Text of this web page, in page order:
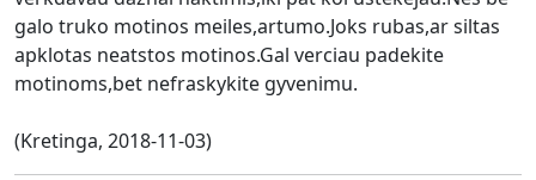
galo truko motinos meiles,artumo.Joks rubas,ar siltas
apklotas neatstos motinos.Gal verciau padekite
motinoms,bet nefraskykite gyvenimu.
(Kretinga, 2018-11-03)